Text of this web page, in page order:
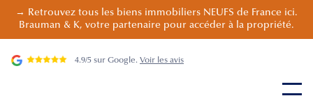
→ Retrouvez tous les biens immobiliers NEUFS de France ici.
Brauman & K, votre partenaire pour accéder à la propriété.
4.9/5 sur Google. Voir les avis